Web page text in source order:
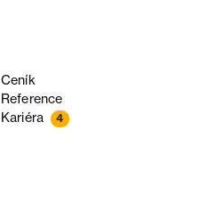
Ceník
Reference
Kariéra 4